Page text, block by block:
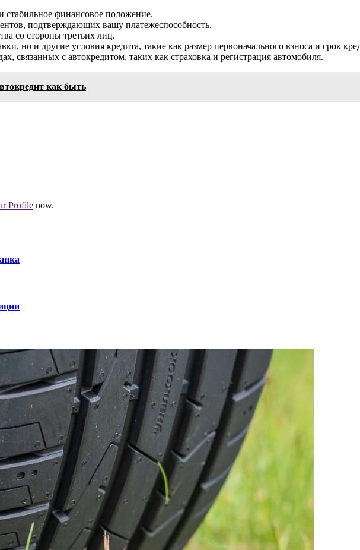
финансовое положение.
подтверждающих вашу платежеспособность.
со стороны третьих лиц.
но и другие условия кредита, такие как размер первоначального взноса и срок
связанных с автокредитом, таких как страховка и регистрация автомобиля.
как быть
Profile now.